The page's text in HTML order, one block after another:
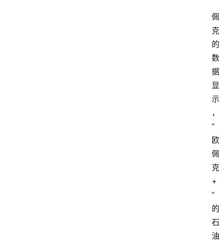
佩
克
的
数
据
显
示
，
“
欧
佩
克
+
”
的
石
油